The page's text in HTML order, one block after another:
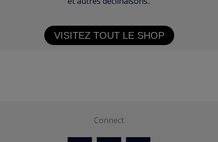
VISITEZ TOUT LE SHOP
Connect